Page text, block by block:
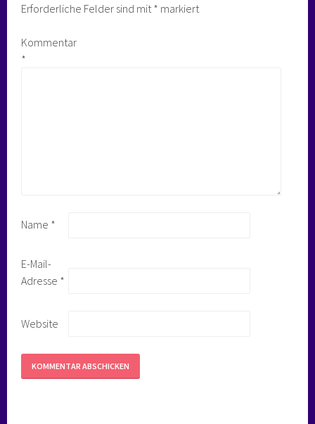
Erforderliche Felder sind mit* markiert
Kommentar
*
Name *
E-Mail-
Adresse *
Website